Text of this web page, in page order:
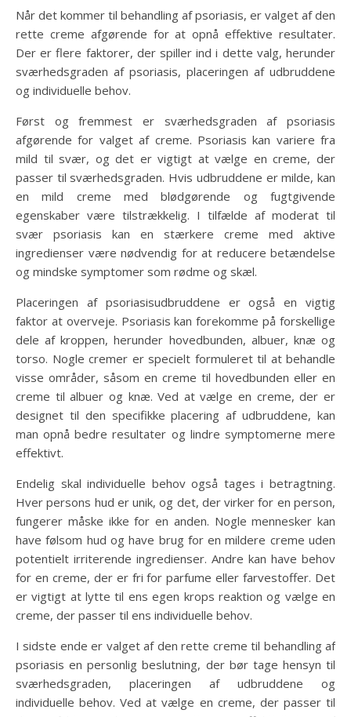
Når det kommer til behandling af psoriasis, er valget af den
rette creme afgørende for at opnå effektive resultater.
Der er flere faktorer, der spiller ind i dette valg, herunder
sværhedsgraden af ​​psoriasis, placeringen af ​​udbruddene
og individuelle behov.
Først og fremmest er sværhedsgraden af ​​psoriasis
afgørende for valget af creme. Psoriasis kan variere fra
mild til svær, og det er vigtigt at vælge en creme, der
passer til sværhedsgraden. Hvis udbruddene er milde, kan
en mild creme med blødgørende og fugtgivende
egenskaber være tilstrækkelig. I tilfælde af moderat til
svær psoriasis kan en stærkere creme med aktive
ingredienser være nødvendig for at reducere betændelse
og mindske symptomer som rødme og skæl.
Placeringen af ​​psoriasisudbruddene er også en vigtig
faktor at overveje. Psoriasis kan forekomme på forskellige
dele af kroppen, herunder hovedbunden, albuer, knæ og
torso. Nogle cremer er specielt formuleret til at behandle
visse områder, såsom en creme til hovedbunden eller en
creme til albuer og knæ. Ved at vælge en creme, der er
designet til den specifikke placering af udbruddene, kan
man opnå bedre resultater og lindre symptomerne mere
effektivt.
Endelig skal individuelle behov også tages i betragtning.
Hver persons hud er unik, og det, der virker for en person,
fungerer måske ikke for en anden. Nogle mennesker kan
have følsom hud og have brug for en mildere creme uden
potentielt irriterende ingredienser. Andre kan have behov
for en creme, der er fri for parfume eller farvestoffer. Det
er vigtigt at lytte til ens egen krops reaktion og vælge en
creme, der passer til ens individuelle behov.
I sidste ende er valget af den rette creme til behandling af
psoriasis en personlig beslutning, der bør tage hensyn til
sværhedsgraden, placeringen af ​​udbruddene og
individuelle behov. Ved at vælge en creme, der passer til